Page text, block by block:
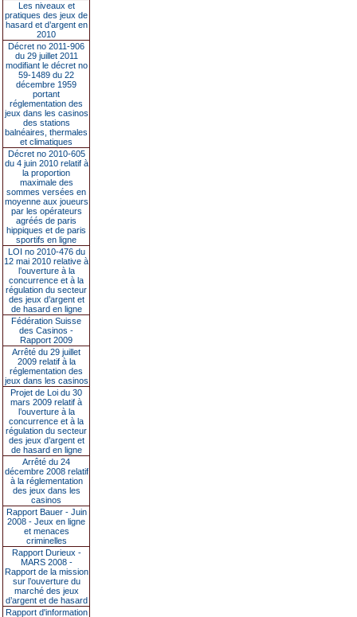
Les niveaux et
pratiques des jeux de
hasard et d’argent en
2010
Décret no 2011-906
du 29 juillet 2011
modifiant le décret no
59-1489 du 22
décembre 1959
portant
réglementation des
jeux dans les casinos
des stations
balnéaires, thermales
et climatiques
Décret no 2010-605
du 4 juin 2010 relatif à
la proportion
maximale des
sommes versées en
moyenne aux joueurs
par les opérateurs
agréés de paris
hippiques et de paris
sportifs en ligne
LOI no 2010-476 du
12 mai 2010 relative à
l’ouverture à la
concurrence et à la
régulation du secteur
des jeux d’argent et
de hasard en ligne
Fédération Suisse
des Casinos -
Rapport 2009
Arrêté du 29 juillet
2009 relatif à la
réglementation des
jeux dans les casinos
Projet de Loi du 30
mars 2009 relatif à
l’ouverture à la
concurrence et à la
régulation du secteur
des jeux d’argent et
de hasard en ligne
Arrêté du 24
décembre 2008 relatif
à la réglementation
des jeux dans les
casinos
Rapport Bauer - Juin
2008 - Jeux en ligne
et menaces
criminelles
Rapport Durieux -
MARS 2008 -
Rapport de la mission
sur l’ouverture du
marché des jeux
d’argent et de hasard
Rapport d'information